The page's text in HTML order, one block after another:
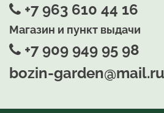
+7 963 610 44 16
Магазин и пункт выдачи
+7 909 949 95 98
bozin-garden@mail.ru